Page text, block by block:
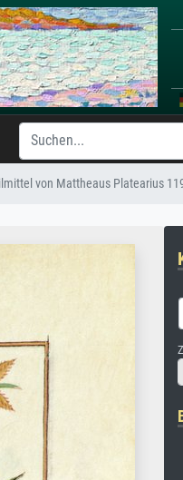
von Mattheaus Platearius